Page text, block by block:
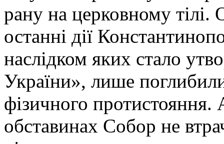
рану на церковному
останні дії
наслідком яких стало
України», лише
фізичного протистояння.
обставинах Собор не